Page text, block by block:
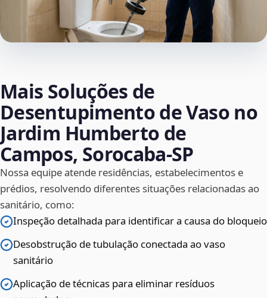
Mais Soluções de
Desentupimento de Vaso no
Jardim Humberto de
Campos, Sorocaba‑SP
Nossa equipe atende residências, estabelecimentos e
prédios, resolvendo diferentes situações relacionadas ao
sanitário, como:
Inspeção detalhada para identificar a causa do bloqueio
Desobstrução de tubulação conectada ao vaso
sanitário
Aplicação de técnicas para eliminar resíduos